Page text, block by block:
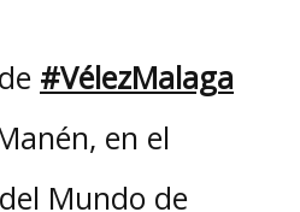
#VélezMalaga
en el
Mundo de